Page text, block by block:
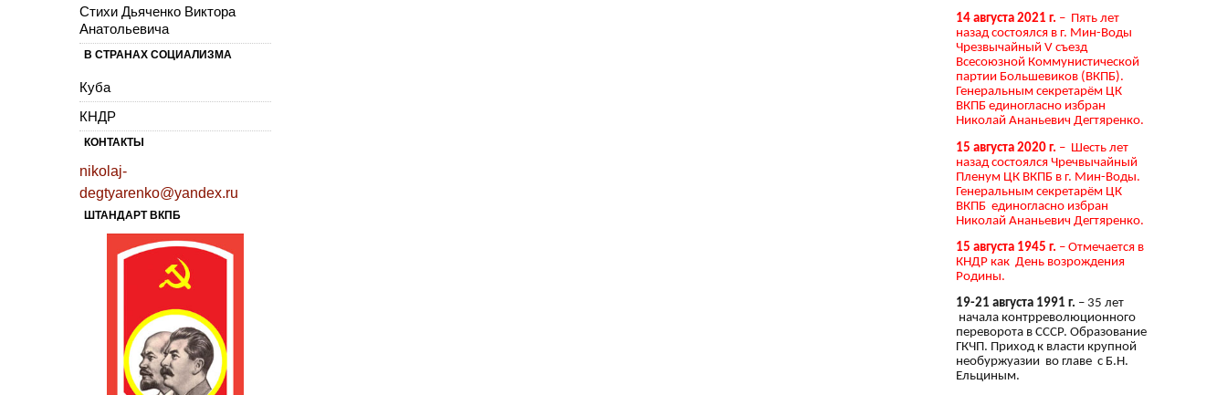
Стихи Дьяченко Виктора
Анатольевича
В СТРАНАХ СОЦИАЛИЗМА
Куба
КНДР
КОНТАКТЫ
nikolaj-
degtyarenko@yandex.ru
ШТАНДАРТ ВКПБ
14 августа 2021 г. – Пять лет
назад состоялся в г. Мин-Воды
Чрезвычайный V съезд
Всесоюзной Коммунистической
партии Большевиков (ВКПБ).
Генеральным секретарём ЦК
ВКПБ единогласно избран
Николай Ананьевич Дегтяренко.
15 августа 2020 г. – Шесть лет
назад состоялся Чречвычайный
Пленум ЦК ВКПБ в г. Мин-Воды.
Генеральным секретарём ЦК
ВКПБ единогласно избран
Николай Ананьевич Дегтяренко.
15 августа 1945 г. – Отмечается в
КНДР как День возрождения
Родины.
19-21 августа 1991 г. – 35 лет
начала контрреволюционного
переворота в СССР. Образование
ГКЧП. Приход к власти крупной
необуржуазии во главе с Б.Н.
Ельциным.